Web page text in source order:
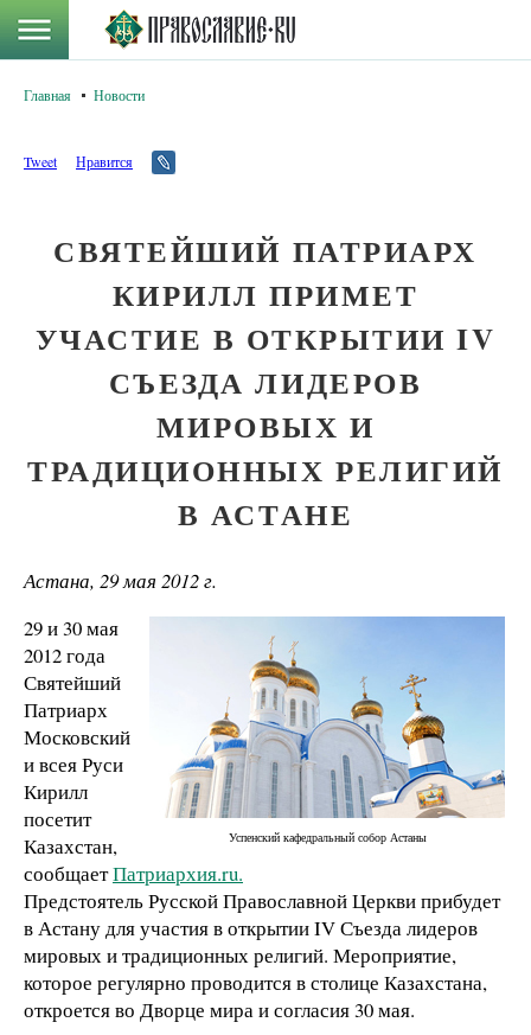
Главная Новости
Tweet Нравится
СВЯТЕЙШИЙ ПАТРИАРХ
КИРИЛЛ ПРИМЕТ
УЧАСТИЕ В ОТКРЫТИИ IV
СЪЕЗДА ЛИДЕРОВ
МИРОВЫХ И
ТРАДИЦИОННЫХ РЕЛИГИЙ
В АСТАНЕ
Астана, 29 мая 2012 г.
Успенский кафедральный собор Астаны
29 и 30 мая
2012 года
Святейший
Патриарх
Московский
и всея Руси
Кирилл
посетит
Казахстан,
сообщаетПатриархия.ru.
Предстоятель Русской Православной Церкви прибудет
в Астану для участия в открытии IV Съезда лидеров
мировых и традиционных религий. Мероприятие,
которое регулярно проводится в столице Казахстана,
откроется во Дворце мира и согласия 30 мая.